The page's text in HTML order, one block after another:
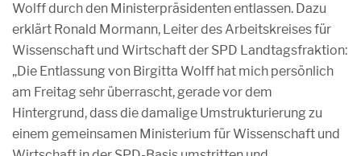
Wolff durch den Ministerpräsidenten entlassen. Dazu
erklärt Ronald Mormann, Leiter des Arbeitskreises für
Wissenschaft und Wirtschaft der SPD Landtagsfraktion:
„Die Entlassung von Birgitta Wolff hat mich persönlich
am Freitag sehr überrascht, gerade vor dem
Hintergrund, dass die damalige Umstrukturierung zu
einem gemeinsamen Ministerium für Wissenschaft und